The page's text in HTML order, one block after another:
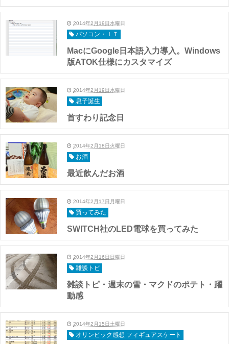
2014年2月19日水曜日
パソコン・ＩＴ
MacにGoogle日本語入力導入。Windows
版ATOK仕様にカスタマイズ
2014年2月19日水曜日
息子誕生
首すわり記念日
2014年2月18日火曜日
お酒
最近飲んだお酒
2014年2月17日月曜日
買ってみた
SWITCH社のLED電球を買ってみた
2014年2月16日日曜日
雑談トピ
雑談トピ・週末の雪・マクドのポテト・躍
動感
2014年2月15日土曜日
オリンピック感想 フィギュアスケート